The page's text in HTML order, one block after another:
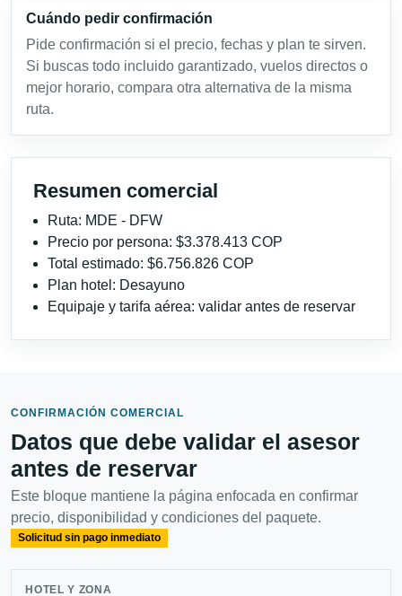
Cuándo pedir confirmación
Pide confirmación si el precio, fechas y plan te sirven.
Si buscas todo incluido garantizado, vuelos directos o
mejor horario, compara otra alternativa de la misma
ruta.
Resumen comercial
Ruta: MDE - DFW
Precio por persona: $3.378.413 COP
Total estimado: $6.756.826 COP
Plan hotel: Desayuno
Equipaje y tarifa aérea: validar antes de reservar
CONFIRMACIÓN COMERCIAL
Datos que debe validar el asesor
antes de reservar
Este bloque mantiene la página enfocada en confirmar
precio, disponibilidad y condiciones del paquete.
Solicitud sin pago inmediato
HOTEL Y ZONA